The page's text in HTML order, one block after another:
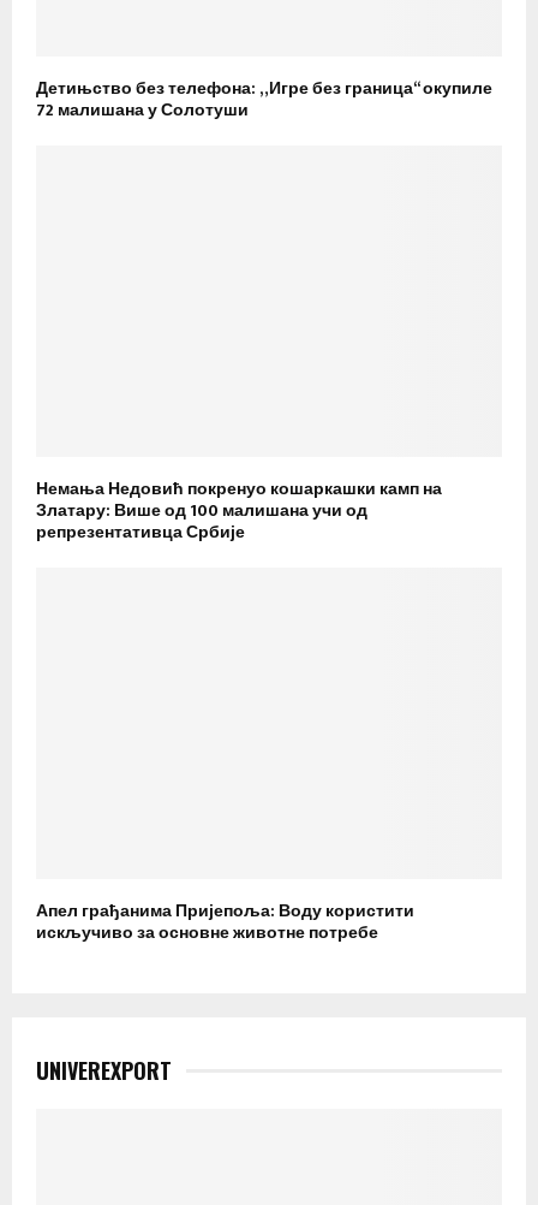
Детињство без телефона: „Игре без граница“ окупиле
72 малишана у Солотуши
Немања Недовић покренуо кошаркашки камп на
Златару: Више од 100 малишана учи од
репрезентативца Србије
Апел грађанима Пријепоља: Воду користити
искључиво за основне животне потребе
UNIVEREXPORT